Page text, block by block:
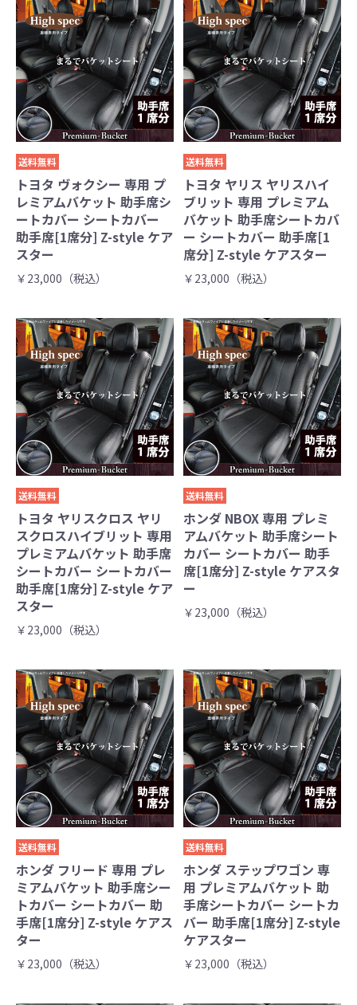
送料無料
トヨタ ヴォクシー 専用 プ
レミアムバケット 助手席シ
ートカバー シートカバー
助手席[1席分] Z-style ケア
スター
￥23,000（税込）
送料無料
トヨタ ヤリス ヤリスハイ
ブリット 専用 プレミアム
バケット 助手席シートカバ
ー シートカバー 助手席[1
席分] Z-style ケアスター
￥23,000（税込）
送料無料
トヨタ ヤリスクロス ヤリ
スクロスハイブリット 専用
プレミアムバケット 助手席
シートカバー シートカバー
助手席[1席分] Z-style ケア
スター
￥23,000（税込）
送料無料
ホンダ NBOX 専用 プレミ
アムバケット 助手席シート
カバー シートカバー 助手
席[1席分] Z-style ケアスタ
ー
￥23,000（税込）
送料無料
ホンダ フリード 専用 プレ
ミアムバケット 助手席シー
トカバー シートカバー 助
手席[1席分] Z-style ケアス
ター
￥23,000（税込）
送料無料
ホンダ ステップワゴン 専
用 プレミアムバケット 助
手席シートカバー シートカ
バー 助手席[1席分] Z-style
ケアスター
￥23,000（税込）